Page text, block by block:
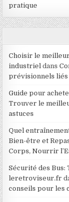
pratique
Choisir le
industriel dans
prévisionnels liés
Guide pour
Trouver le
astuces
Quel
Bien-être et
Corps, Nourrir
Sécurité des Bus:
leretroviseur.fr
conseils pour les